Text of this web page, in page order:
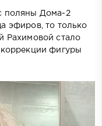
поляны Дома-2
эфиров, то только
Рахимовой стало
фигуры